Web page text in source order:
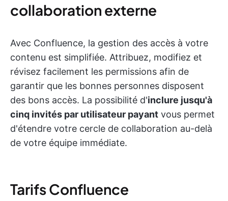
collaboration externe
Avec Confluence, la gestion des accès à votre
contenu est simplifiée. Attribuez, modifiez et
révisez facilement les permissions afin de
garantir que les bonnes personnes disposent
des bons accès. La possibilité d'inclure jusqu'à
cinq invités par utilisateur payant vous permet
d'étendre votre cercle de collaboration au-delà
de votre équipe immédiate.
Tarifs Confluence